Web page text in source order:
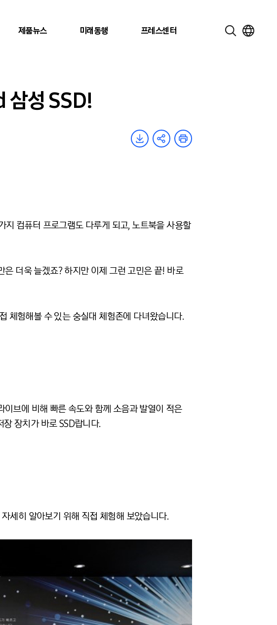
제품뉴스 미래동행 프레스센터
성 SSD!
컴퓨터 프로그램도 다루게 되고, 노트북을 사용할
더욱 늘겠죠? 하지만 이제 그런 고민은 끝! 바로
체험해볼 수 있는 숭실대 체험존에 다녀왔습니다.
브에 비해 빠른 속도와 함께 소음과 발열이 적은
장치가 바로 SSD랍니다.
세히 알아보기 위해 직접 체험해 보았습니다.